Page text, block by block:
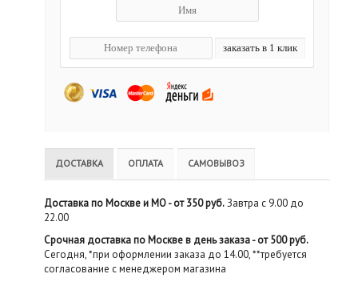
ДОСТАВКА ОПЛАТА САМОВЫВОЗ
Доставка по Москве и МО - от 350 руб.Завтра с 9.00 до
22.00
Срочная доставка по Москве в день заказа - от 500 руб.
Сегодня, *при оформлении заказа до 14.00, **требуется
согласование с менеджером магазина